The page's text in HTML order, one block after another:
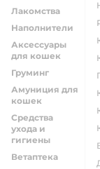
Лакомства
Наполнители
Аксессуары
для кошек
Груминг
Амуниция для
кошек
Средства
ухода и
гигиены
Ветаптека